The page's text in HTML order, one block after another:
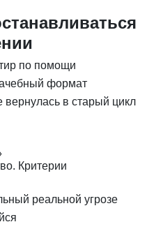
по помощи
формат
вернулась в старый цикл
Критерии
реальной угрозе